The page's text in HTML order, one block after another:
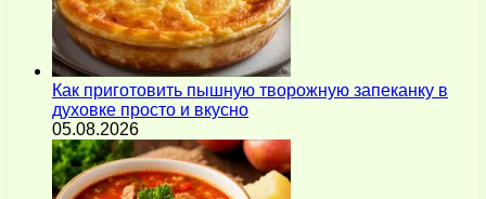
Как приготовить пышную творожную запеканку в
духовке просто и вкусно
05.08.2026